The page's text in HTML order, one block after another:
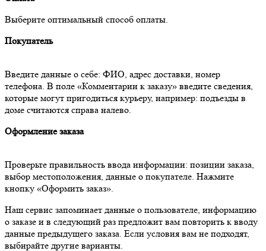
Выберите оптимальный способ оплаты.
Покупатель
Введите данные о себе: ФИО, адрес доставки, номер
телефона. В поле «Комментарии к заказу» введите сведения,
которые могут пригодиться курьеру, например: подъезды в
доме считаются справа налево.
Оформление заказа
Проверьте правильность ввода информации: позиции заказа,
выбор местоположения, данные о покупателе. Нажмите
кнопку «Оформить заказ».
Наш сервис запоминает данные о пользователе, информацию
о заказе и в следующий раз предложит вам повторить к вводу
данные предыдущего заказа. Если условия вам не подходят,
выбирайте другие варианты.